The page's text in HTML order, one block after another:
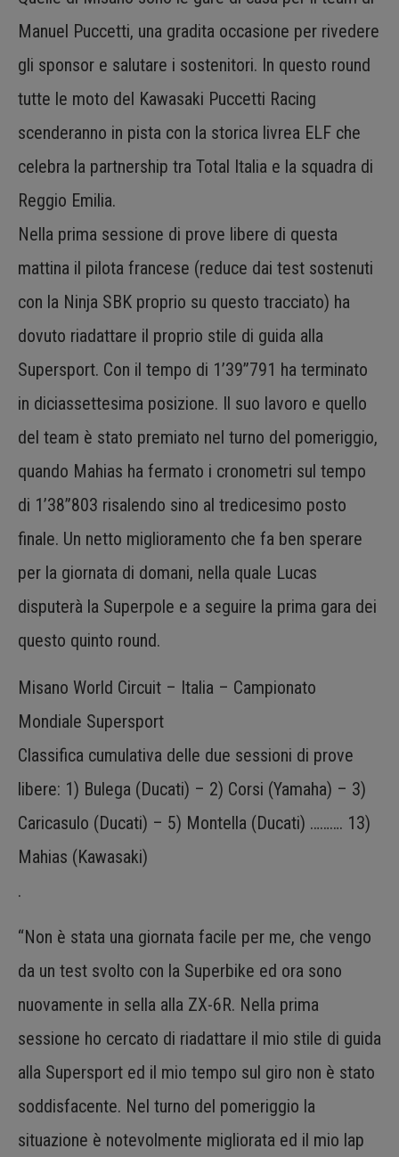
Manuel Puccetti, una gradita occasione per rivedere
gli sponsor e salutare i sostenitori. In questo round
tutte le moto del Kawasaki Puccetti Racing
scenderanno in pista con la storica livrea ELF che
celebra la partnership tra Total Italia e la squadra di
Reggio Emilia.
Nella prima sessione di prove libere di questa
mattina il pilota francese (reduce dai test sostenuti
con la Ninja SBK proprio su questo tracciato) ha
dovuto riadattare il proprio stile di guida alla
Supersport. Con il tempo di 1’39”791 ha terminato
in diciassettesima posizione. Il suo lavoro e quello
del team è stato premiato nel turno del pomeriggio,
quando Mahias ha fermato i cronometri sul tempo
di 1’38”803 risalendo sino al tredicesimo posto
finale. Un netto miglioramento che fa ben sperare
per la giornata di domani, nella quale Lucas
disputerà la Superpole e a seguire la prima gara dei
questo quinto round.
Misano World Circuit – Italia – Campionato
Mondiale Supersport
Classifica cumulativa delle due sessioni di prove
libere: 1) Bulega (Ducati) – 2) Corsi (Yamaha) – 3)
Caricasulo (Ducati) – 5) Montella (Ducati) ………. 13)
Mahias (Kawasaki)
.
“Non è stata una giornata facile per me, che vengo
da un test svolto con la Superbike ed ora sono
nuovamente in sella alla ZX-6R. Nella prima
sessione ho cercato di riadattare il mio stile di guida
alla Supersport ed il mio tempo sul giro non è stato
soddisfacente. Nel turno del pomeriggio la
situazione è notevolmente migliorata ed il mio lap